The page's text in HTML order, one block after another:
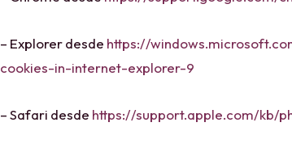
– Explorer desde https://
cookies-in-internet-explorer-9
– Safari desde https://support.apple.com/kb/